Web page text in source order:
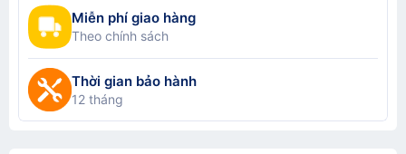
Miễn phí giao hàng
Theo chính sách
Thời gian bảo hành
12 tháng